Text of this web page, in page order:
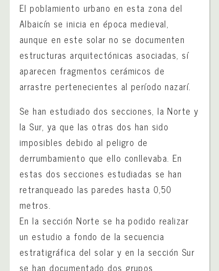
El poblamiento urbano en esta zona del
Albaicín se inicia en época medieval,
aunque en este solar no se documenten
estructuras arquitectónicas asociadas, sí
aparecen fragmentos cerámicos de
arrastre pertenecientes al período nazarí.
Se han estudiado dos secciones, la Norte y
la Sur, ya que las otras dos han sido
imposibles debido al peligro de
derrumbamiento que ello conllevaba. En
estas dos secciones estudiadas se han
retranqueado las paredes hasta 0,50
metros.
En la sección Norte se ha podido realizar
un estudio a fondo de la secuencia
estratigráfica del solar y en la sección Sur
se han documentado dos grupos